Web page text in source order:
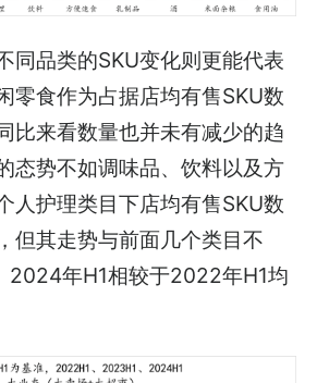
同品类的SKU变化则更能代表
零食作为占据店均有售SKU数
比来看数量也并未有减少的趋
态势不如调味品、饮料以及方
人护理类目下店均有售SKU数
但其走势与前面几个类目不
2024年H1相较于2022年H1均